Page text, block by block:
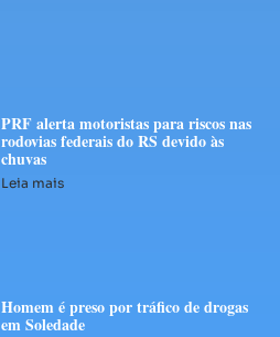
PRF alerta motoristas para riscos nas
rodovias federais do RS devido às
chuvas
Leia mais
Homem é preso por tráfico de drogas
em Soledade